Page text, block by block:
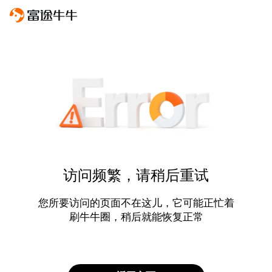
访问频繁，请稍后重试
您所要访问的页面不在这儿，它可能正忙着
刷牛牛圈，稍后就能恢复正常